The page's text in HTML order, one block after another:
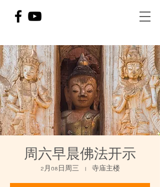
周六早晨佛法开示
2月08日周三
  |
寺庙主楼